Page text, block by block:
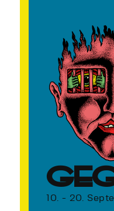
10. - 20.